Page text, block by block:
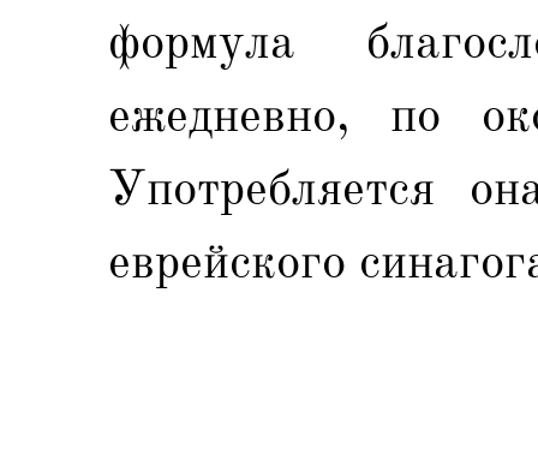
формула
ежедневно, по
Употребляется
еврейского